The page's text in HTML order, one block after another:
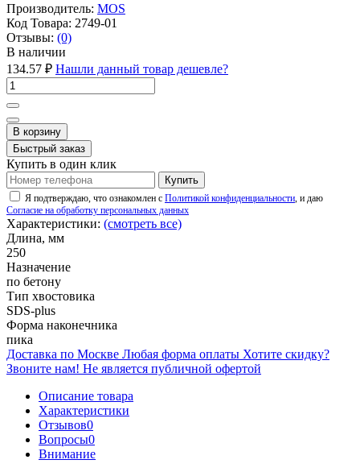
Производитель: MOS
Код Товара: 2749-01
Отзывы: (0)
В наличии
134.57 ₽ Нашли данный товар дешевле?
В корзину
Быстрый заказ
Купить в один клик
Купить
Я подтверждаю, что ознакомлен с Политикой конфиденциальности, и даю
Согласие на обработку персональных данных
Характеристики: (смотреть все)
Длина, мм
250
Назначение
по бетону
Тип хвостовика
SDS-plus
Форма наконечника
пика
Доставка по Москве Любая форма оплаты Хотите скидку?
Звоните нам! Не является публичной офертой
Описание товара
Характеристики
Отзывов0
Вопросы0
Внимание